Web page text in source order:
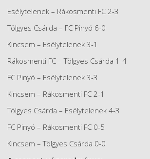
Esélytelenek – Rákosmenti FC 2-3
Tölgyes Csárda – FC Pinyó 6-0
Kincsem – Esélytelenek 3-1
Rákosmenti FC – Tölgyes Csárda 1-4
FC Pinyó – Esélytelenek 3-3
Kincsem – Rákosmenti FC 2-1
Tölgyes Csárda – Esélytelenek 4-3
FC Pinyó – Rákosmenti FC 0-5
Kincsem – Tölgyes Csárda 0-0